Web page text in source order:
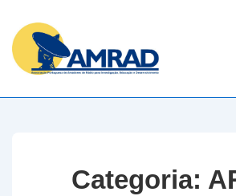
Skip
Content
Categoria: